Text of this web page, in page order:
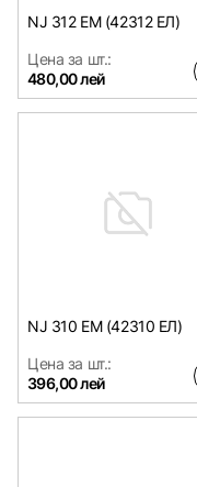
NJ 312 EM (42312 ЕЛ)
Цена за шт.:
480,00 лей
NJ 310 EM (42310 ЕЛ)
Цена за шт.:
396,00 лей